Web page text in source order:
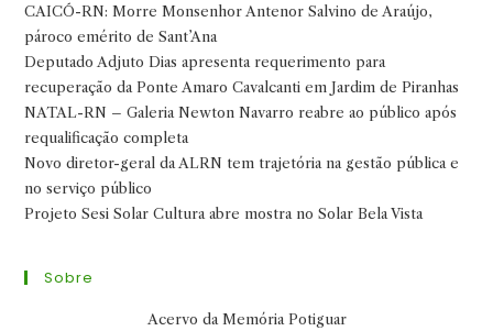
CAICÓ-RN: Morre Monsenhor Antenor Salvino de Araújo,
pároco emérito de Sant’Ana
Deputado Adjuto Dias apresenta requerimento para
recuperação da Ponte Amaro Cavalcanti em Jardim de Piranhas
NATAL-RN – Galeria Newton Navarro reabre ao público após
requalificação completa
Novo diretor-geral da ALRN tem trajetória na gestão pública e
no serviço público
Projeto Sesi Solar Cultura abre mostra no Solar Bela Vista
Sobre
Acervo da Memória Potiguar